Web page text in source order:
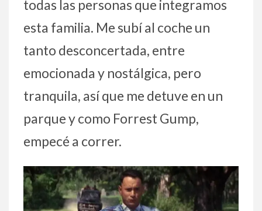
todas las personas que integramos
esta familia. Me subí al coche un
tanto desconcertada, entre
emocionada y nostálgica, pero
tranquila, así que me detuve en un
parque y como Forrest Gump,
empecé a correr.